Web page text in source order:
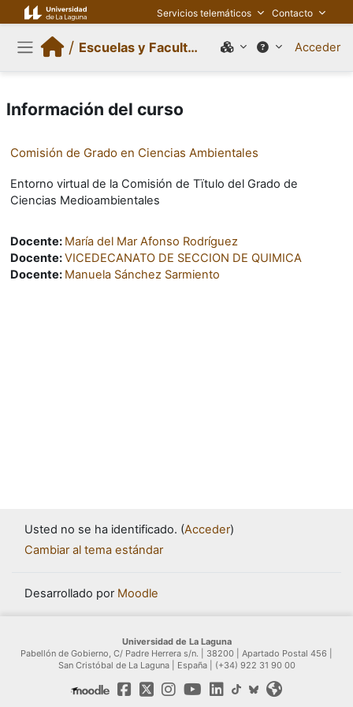
Salta al contenido principal Servicios telemáticos Contacto
Panel lateral
/ Escuelas y Facultades Acceder
Información del curso
Comisión de Grado en Ciencias Ambientales
Entorno virtual de la Comisión de Tïtulo del Grado de
Ciencias Medioambientales
Docente: María del Mar Afonso Rodríguez
Docente:VICEDECANATO DE SECCION DE QUIMICA
Docente: Manuela Sánchez Sarmiento
Usted no se ha identificado. (Acceder)
Cambiar al tema estándar
Desarrollado por Moodle
Universidad de La Laguna
Pabellón de Gobierno, C/ Padre Herrera s/n. | 38200 | Apartado Postal 456 |
San Cristóbal de La Laguna | España | (+34) 922 31 90 00